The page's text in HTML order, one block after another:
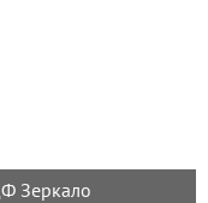
Зеркало